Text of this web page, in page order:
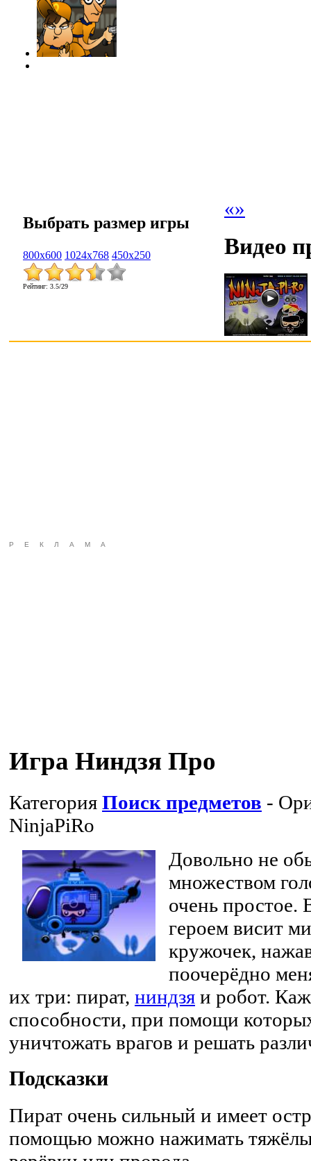
«»
Выбрать размер игры
800x600 1024x768 450x250
Рейтинг: 3.5/29
Видео
РЕКЛАМА
Игра Ниндзя Про
Категория Поиск предметов -
NinjaPiRo
Довольно не
множеством
очень простое.
героем висит
кружочек,
поочерёдно
их три: пират, ниндзя и робот.
способности, при помощи
уничтожать врагов и решать
Подсказки
Пират очень сильный и имеет
помощью можно нажимать